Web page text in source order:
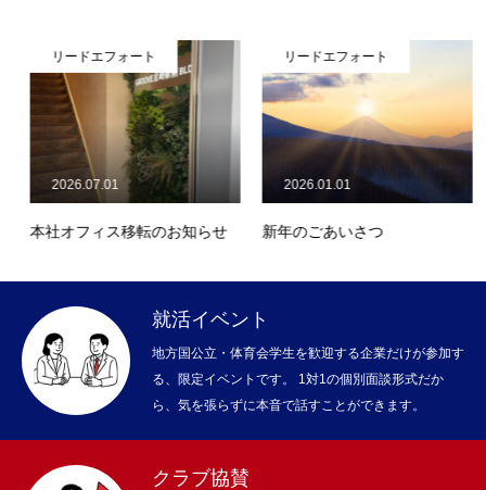
リードエフォート
本社オフィス移転のお知らせ
2026.07.01
リードエフォート
新年のごあいさつ
2026.01.01
就活イベント
地方国公立・体育会学生を歓迎する企業だけが参加す
る、限定イベントです。 1対1の個別面談形式だか
ら、気を張らずに本音で話すことができます。
クラブ協賛